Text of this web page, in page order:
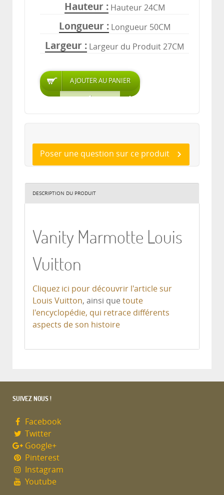
Hauteur Hauteur 24CM
Longueur Longueur 50CM
Largeur Largeur du Produit 27CM
Poser une question sur ce produit
DESCRIPTION DU PRODUIT
Vanity Marmotte Louis
Vuitton
Cliquez ici pour découvrir l'article sur
Louis Vuitton, ainsi que toute
l'encyclopédie, qui retrace différents
aspects de son histoire
SUIVEZ NOUS !
Facebook
Twitter
Google+
Pinterest
Instagram
Youtube